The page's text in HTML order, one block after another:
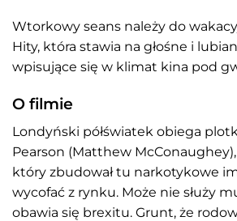
Wtorkowy seans należy do
Hity, która stawia na głośne i
wpisujące się w klimat kina pod
O filmie
Londyński półświatek obiega
Pearson (Matthew
który zbudował tu narkotykowe
wycofać z rynku. Może nie służy
obawia się brexitu. Grunt, że